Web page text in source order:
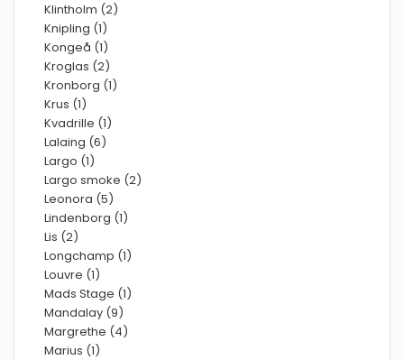
Klintholm (2)
Knipling (1)
Kongeå (1)
Kroglas (2)
Kronborg (1)
Krus (1)
Kvadrille (1)
Lalaing (6)
Largo (1)
Largo smoke (2)
Leonora (5)
Lindenborg (1)
Lis (2)
Longchamp (1)
Louvre (1)
Mads Stage (1)
Mandalay (9)
Margrethe (4)
Marius (1)